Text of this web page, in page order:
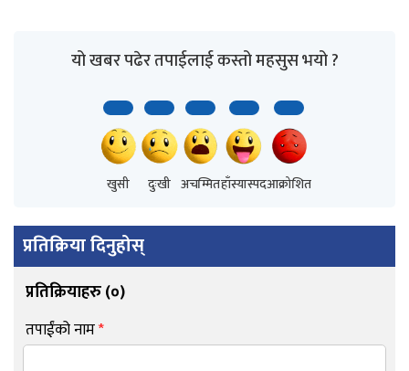
यो खबर पढेर तपाईलाई कस्तो महसुस भयो ?
खुसी दुःखी अचम्मितहाँस्यास्पदआक्रोशित
प्रतिक्रिया दिनुहोस्
प्रतिक्रियाहरु (०)
तपाईंको नाम*